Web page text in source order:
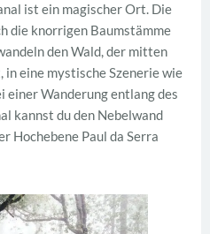
ist ein magischer Ort. Die
die knorrigen Baumstämme
den Wald, der mitten
eine mystische Szenerie wie
einer Wanderung entlang des
kannst du den Nebelwand
Hochebene Paul da Serra